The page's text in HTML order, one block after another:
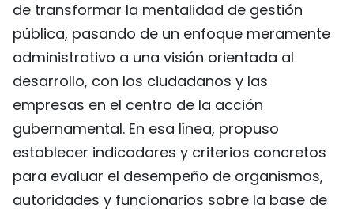
de transformar la mentalidad de gestión
pública, pasando de un enfoque meramente
administrativo a una visión orientada al
desarrollo, con los ciudadanos y las
empresas en el centro de la acción
gubernamental. En esa línea, propuso
establecer indicadores y criterios concretos
para evaluar el desempeño de organismos,
autoridades y funcionarios sobre la base de